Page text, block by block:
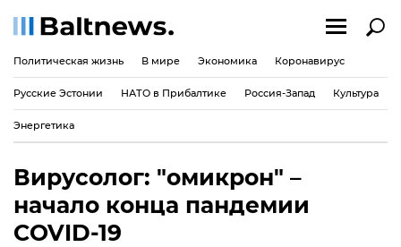
Политическая жизнь В мире Экономика Коронавирус
Русские Эстонии НАТО в Прибалтике Россия-Запад Культура
Энергетика
Вирусолог: "омикрон" –
начало конца пандемии
COVID-19